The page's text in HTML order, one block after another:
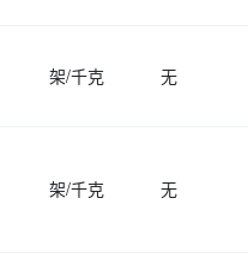
架/千克 无
架/千克 无